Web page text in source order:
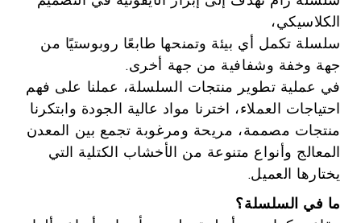
الكلاسيكي،
سلسلة تكمل أي بيئة وتمنحها طابعًا روبوستيًا من
جهة وخفة وشفافية من جهة أخرى.
في عملية تطوير منتجات السلسلة، عملنا على فهم
احتياجات العملاء، اخترنا مواد عالية الجودة وابتكرنا
منتجات مصممة، مريحة ومرغوبة تجمع بين المعدن
المعالج وأنواع متنوعة من الأخشاب الكتلية التي
يختارها العميل.
ما في السلسلة؟